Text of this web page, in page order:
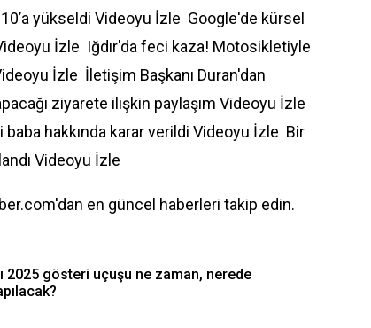
yükseldi Videoyu İzle Google'de kürsel
İzle Iğdır'da feci kaza! Motosikletiyle
İzle İletişim Başkanı Duran'dan
ziyarete ilişkin paylaşım Videoyu İzle
hakkında karar verildi Videoyu İzle Bir
Videoyu İzle
en güncel haberleri takip edin.
2025 gösteri uçuşu ne zaman, nerede